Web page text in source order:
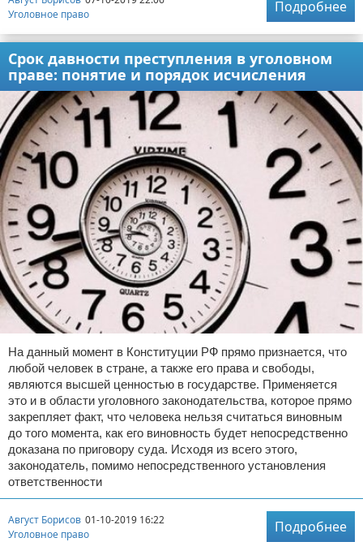
Уголовное право
Подробнее
Срок давности преступления в уголовном
праве: понятие и порядок исчисления
На данный момент в Конституции РФ прямо признается, что
любой человек в стране, а также его права и свободы,
являются высшей ценностью в государстве. Применяется
это и в области уголовного законодательства, которое прямо
закрепляет факт, что человека нельзя считаться виновным
до того момента, как его виновность будет непосредственно
доказана по приговору суда. Исходя из всего этого,
законодатель, помимо непосредственного установления
ответственности
Август Борисов 01-10-2019 16:22
Уголовное право
Подробнее